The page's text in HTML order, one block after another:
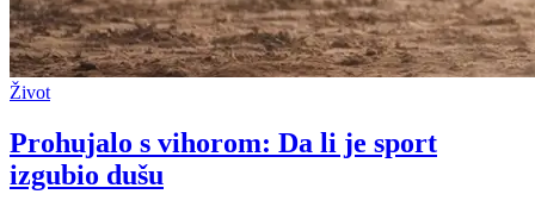
Život
Prohujalo s vihorom: Da li je sport
izgubio dušu